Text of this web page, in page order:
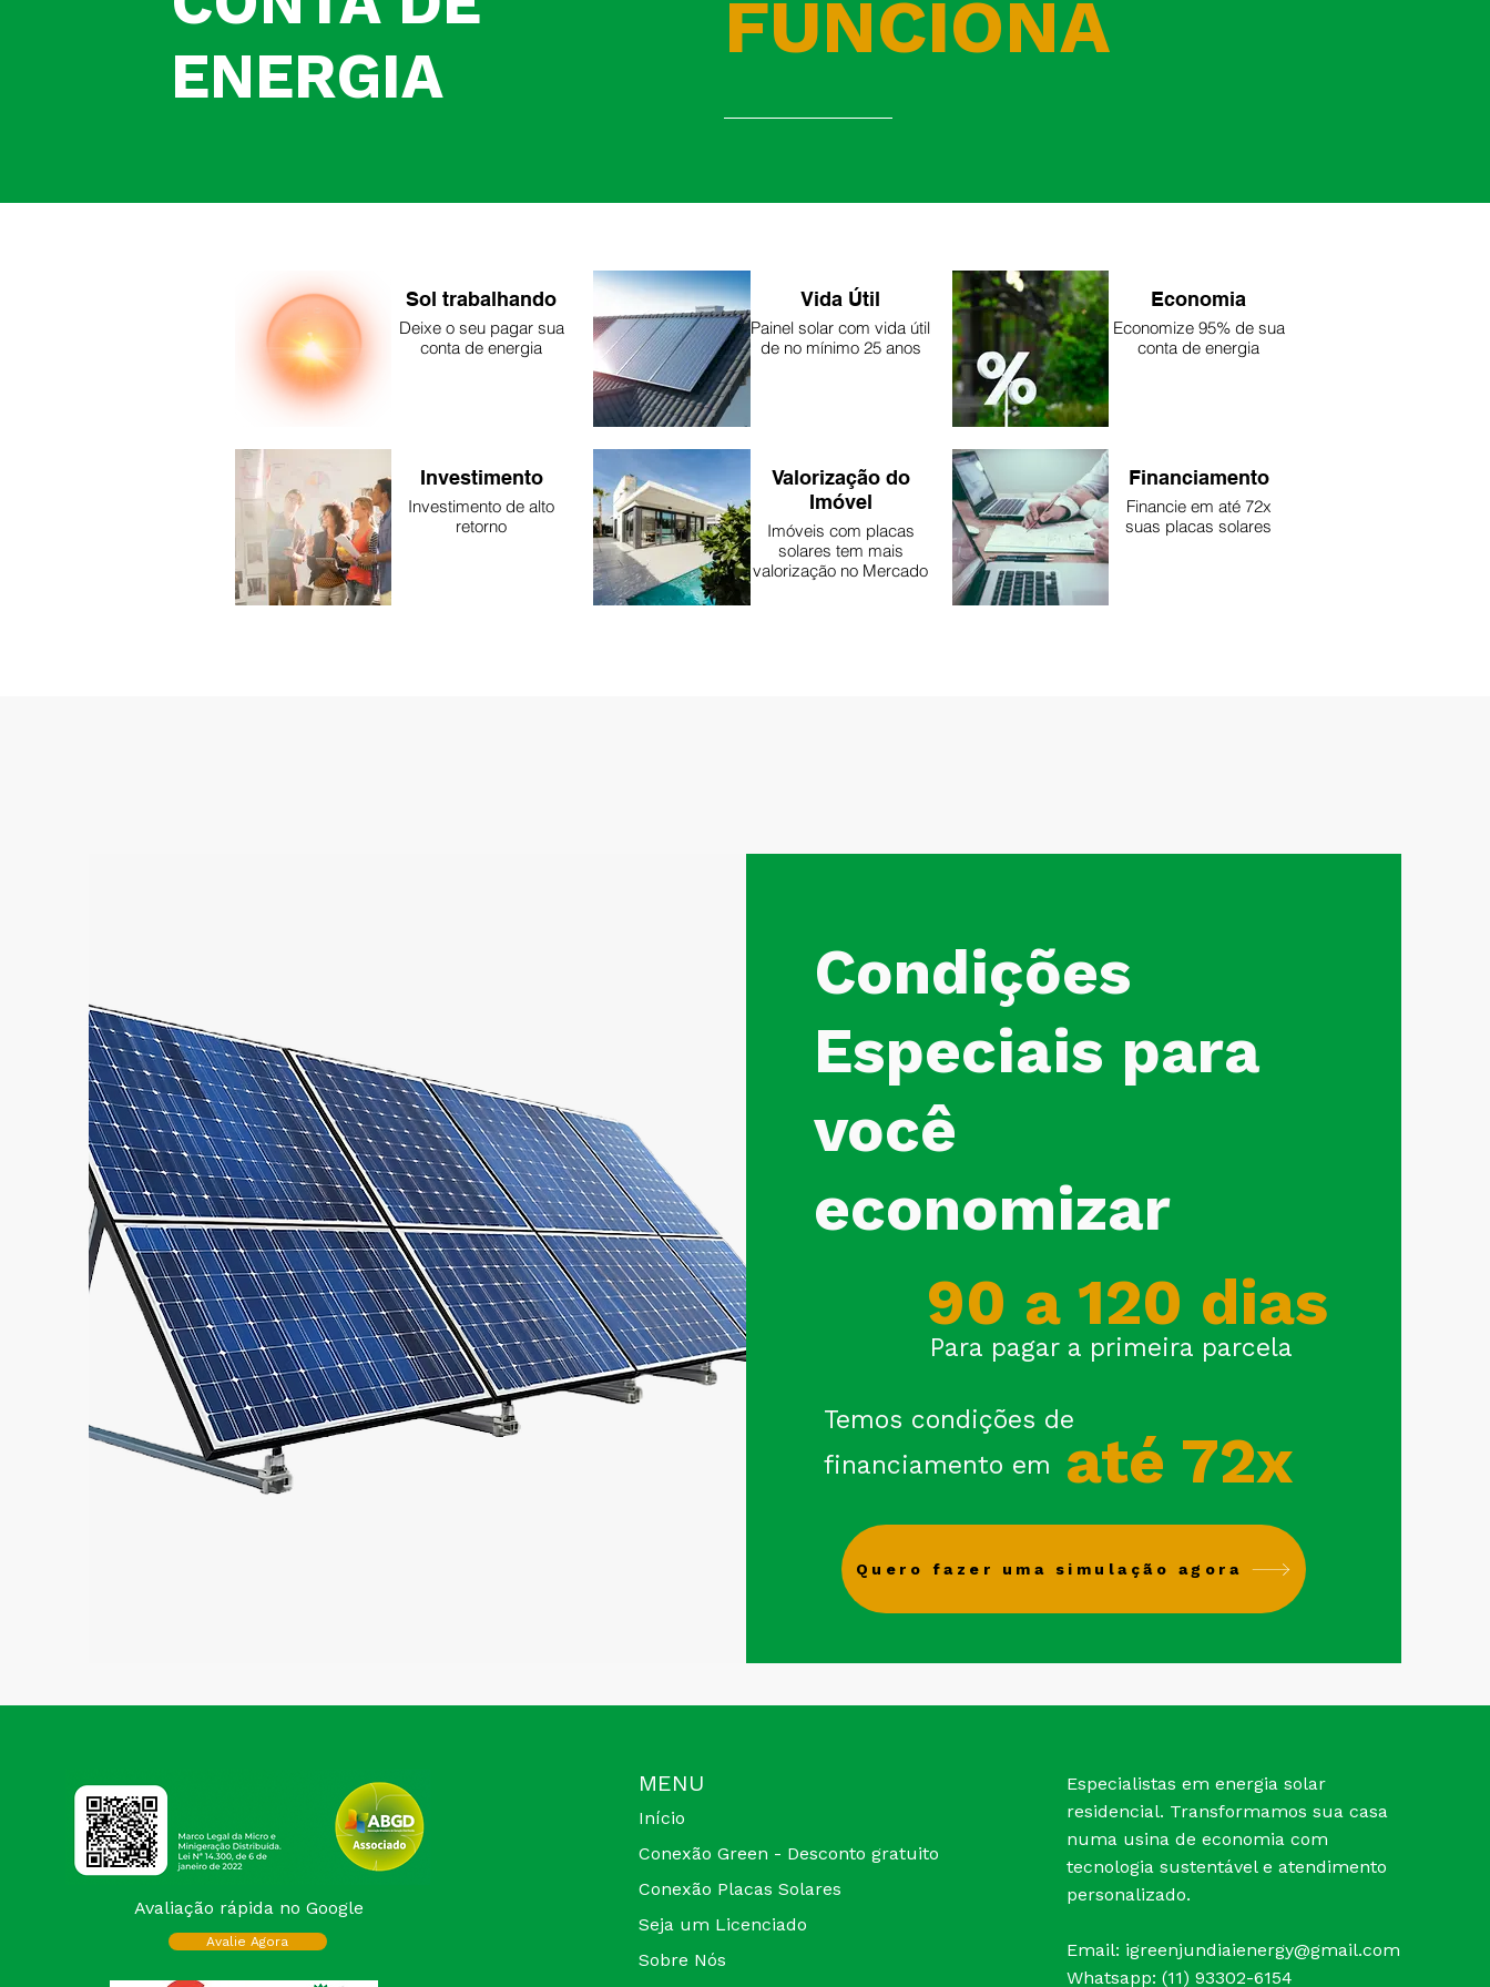
ENERGIA
FUNCIONA
Sol trabalhando
Deixe o seu pagar sua
conta de energia
Vida Útil
Painel solar com vida útil
de no mínimo 25 anos
Economia
Economize 95% de sua
conta de energia
Investimento
Investimento de alto
retorno
Valorização do
Imóvel
Imóveis com placas
solares tem mais
valorização no Mercado
Financiamento
Financie em até 72x
suas placas solares
Condições
Especiais para
você
economizar
90 a 120 dias
Para pagar a primeira parcela
Temos condições de
financiamento em
até 72x
Quero fazer uma simulação agora
Avaliação rápida no Google
Avalie Agora
MENU
Início
Conexão Green - Desconto gratuito
Conexão Placas Solares
Seja um Licenciado
Sobre Nós
Especialistas em energia solar
residencial. Transformamos sua casa
numa usina de economia com
tecnologia sustentável e atendimento
personalizado.
Email: igreenjundiaienergy@gmail.com
Whatsapp: (11) 93302-6154